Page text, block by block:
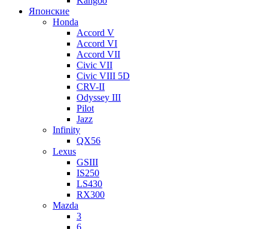
Японские
Honda
Accord V
Accord VI
Accord VII
Civic VII
Civic VIII 5D
CRV-II
Odyssey III
Pilot
Jazz
Infinity
QX56
Lexus
GSIII
IS250
LS430
RX300
Mazda
3
6